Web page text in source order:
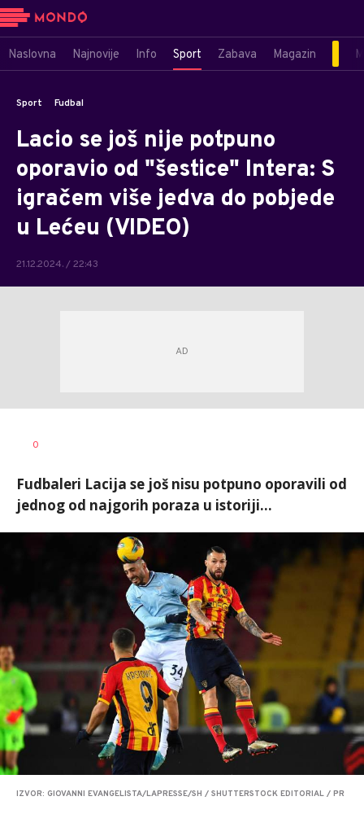
Naslovna Najnovije Info Sport Zabava Magazin
Sport Fudbal
Lacio se još nije potpuno
oporavio od "šestice" Intera: S
igračem više jedva do pobjede
u Lećeu (VIDEO)
21.12.2024. / 22:43
AUTOR
0
Fudbaleri Lacija se još nisu potpuno oporavili od
jednog od najgorih poraza u istoriji...
IZVOR: GIOVANNI EVANGELISTA/LAPRESSE/SH / SHUTTERSTOCK EDITORIAL / PR